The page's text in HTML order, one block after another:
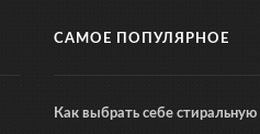
САМОЕ ПОПУЛЯРНОЕ
Как выбрать себе